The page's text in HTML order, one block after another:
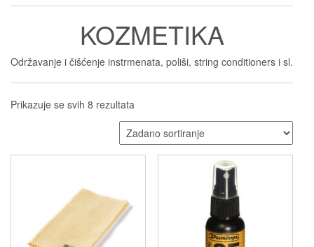
KOZMETIKA
Održavanje i čišćenje instrmenata, poliši, string conditioners i sl.
Prikazuje se svih 8 rezultata